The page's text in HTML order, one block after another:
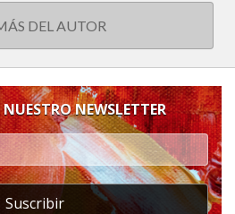
DEL AUTOR
NEWSLETTER
Suscribir